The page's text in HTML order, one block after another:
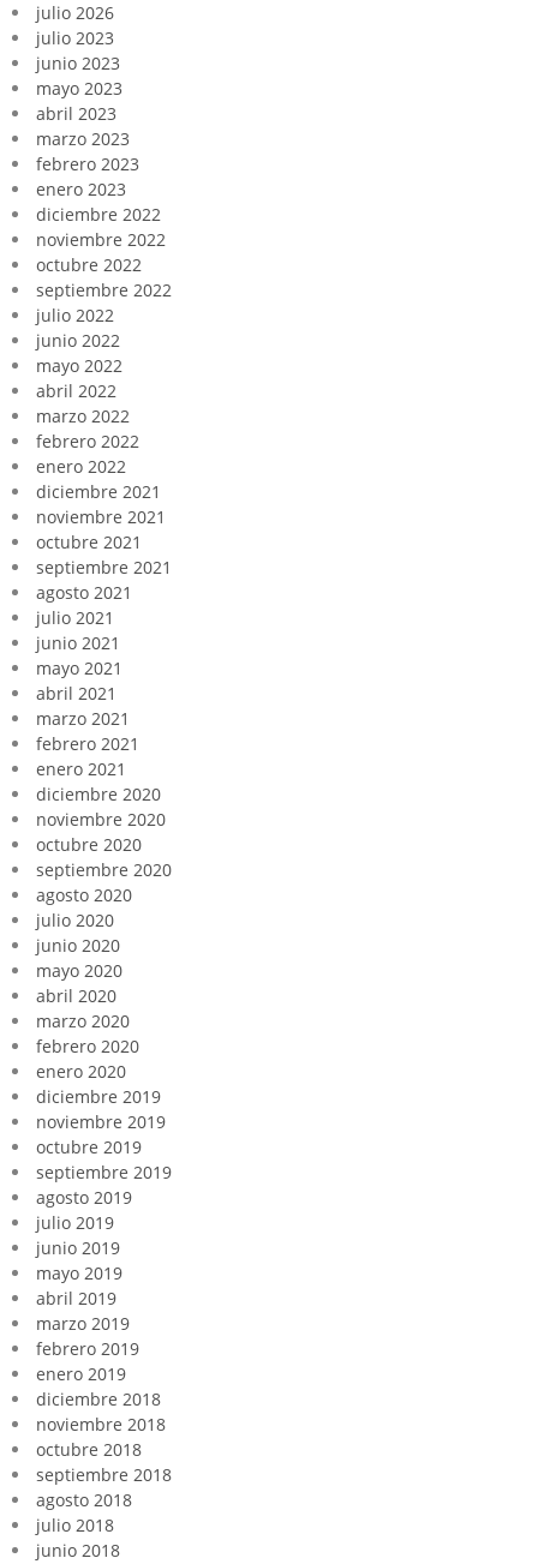
julio 2026
julio 2023
junio 2023
mayo 2023
abril 2023
marzo 2023
febrero 2023
enero 2023
diciembre 2022
noviembre 2022
octubre 2022
septiembre 2022
julio 2022
junio 2022
mayo 2022
abril 2022
marzo 2022
febrero 2022
enero 2022
diciembre 2021
noviembre 2021
octubre 2021
septiembre 2021
agosto 2021
julio 2021
junio 2021
mayo 2021
abril 2021
marzo 2021
febrero 2021
enero 2021
diciembre 2020
noviembre 2020
octubre 2020
septiembre 2020
agosto 2020
julio 2020
junio 2020
mayo 2020
abril 2020
marzo 2020
febrero 2020
enero 2020
diciembre 2019
noviembre 2019
octubre 2019
septiembre 2019
agosto 2019
julio 2019
junio 2019
mayo 2019
abril 2019
marzo 2019
febrero 2019
enero 2019
diciembre 2018
noviembre 2018
octubre 2018
septiembre 2018
agosto 2018
julio 2018
junio 2018